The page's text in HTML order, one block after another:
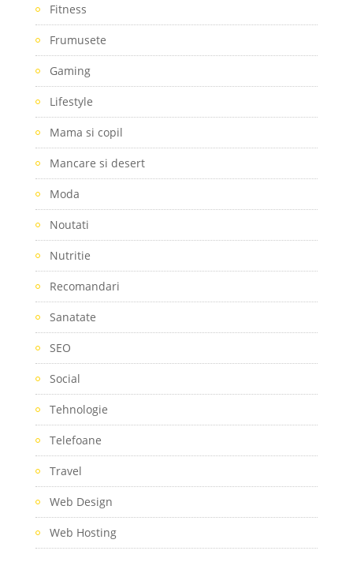
Fitness
Frumusete
Gaming
Lifestyle
Mama si copil
Mancare si desert
Moda
Noutati
Nutritie
Recomandari
Sanatate
SEO
Social
Tehnologie
Telefoane
Travel
Web Design
Web Hosting